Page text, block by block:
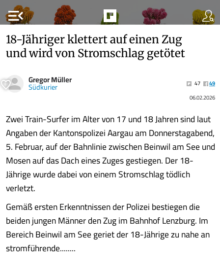
menu_open
18-Jähriger klettert auf einen Zug
und wird von Stromschlag getötet
Gregor Müller
Südkurier 47
49
06.02.2026
Zwei Train-Surfer im Alter von 17 und 18 Jahren sind laut
Angaben der Kantonspolizei Aargau am Donnerstagabend,
5. Februar, auf der Bahnlinie zwischen Beinwil am See und
Mosen auf das Dach eines Zuges gestiegen. Der 18-
Jährige wurde dabei von einem Stromschlag tödlich
verletzt.
Gemäß ersten Erkenntnissen der Polizei bestiegen die
beiden jungen Männer den Zug im Bahnhof Lenzburg. Im
Bereich Beinwil am See geriet der 18-Jährige zu nahe an
stromführende........